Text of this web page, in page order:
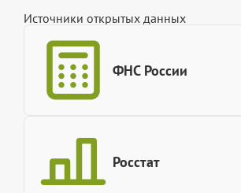
Источники открытых данных
ФНС России
Росстат